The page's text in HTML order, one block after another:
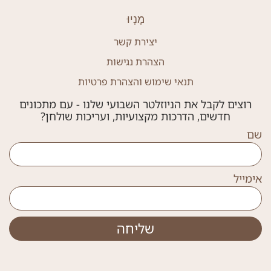
מֶנְיוּ
יצירת קשר
הצהרת נגישות
תנאי שימוש והצהרת פרטיות
רוצים לקבל את הניוזלטר השבועי שלנו - עם מתכונים
חדשים, הדרכות מקצועיות, ועריכות שולחן?
שם
אימייל
שליחה